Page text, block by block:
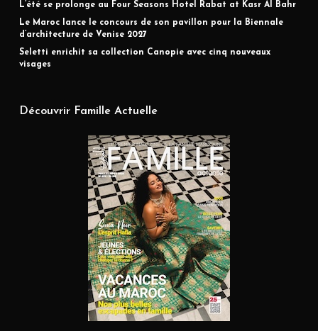
L’été se prolonge au Four Seasons Hotel Rabat at Kasr Al Bahr
Le Maroc lance le concours de son pavillon pour la Biennale
d’architecture de Venise 2027
Seletti enrichit sa collection Canopie avec cinq nouveaux
visages
Découvrir Famille Actuelle